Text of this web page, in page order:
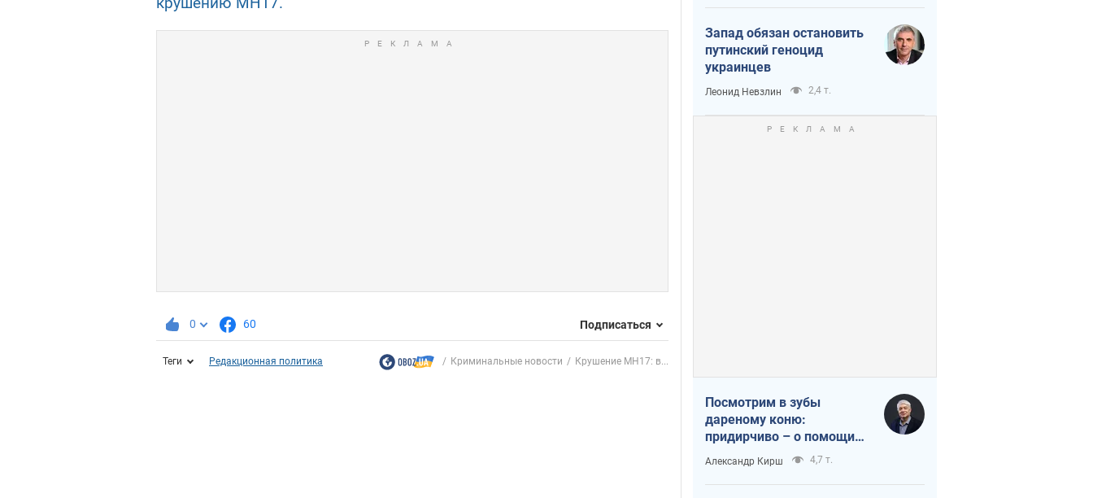
0 60 Подписаться
Теги Редакционная политика Криминальные новости Крушение MH17: в...
Запад обязан остановить
путинский геноцид
украинцев
Леонид Невзлин 2,4 т.
Посмотрим в зубы
дареному коню:
придирчиво – о помощи
Украине
Александр Кирш 4,7 т.